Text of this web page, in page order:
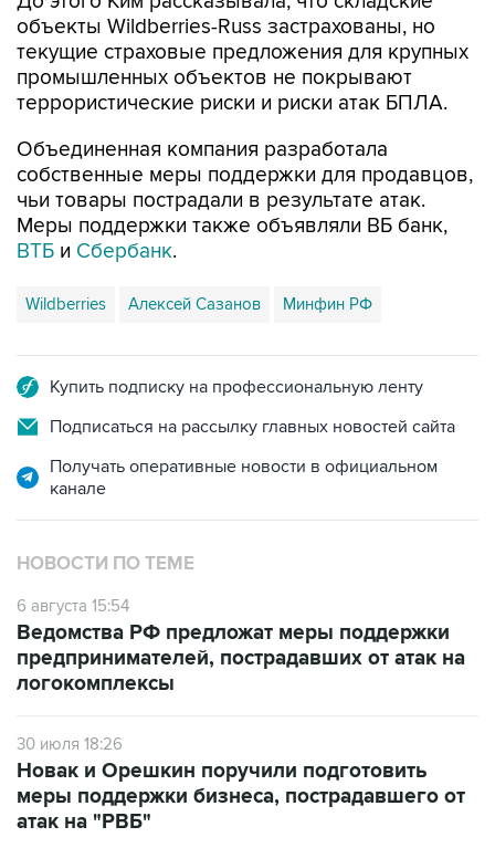
объекты Wildberries-Russ застрахованы, но
текущие страховые предложения для крупных
промышленных объектов не покрывают
террористические риски и риски атак БПЛА.
Объединенная компания разработала
собственные меры поддержки для продавцов,
чьи товары пострадали в результате атак.
Меры поддержки также объявляли ВБ банк,
ВТБ и Сбербанк.
Wildberries Алексей Сазанов Минфин РФ
Купить подписку на профессиональную ленту
Подписаться на рассылку главных новостей сайта
Получать оперативные новости в официальном
канале
НОВОСТИ ПО ТЕМЕ
6 августа 15:54
Ведомства РФ предложат меры поддержки
предпринимателей, пострадавших от атак на
логокомплексы
30 июля 18:26
Новак и Орешкин поручили подготовить
меры поддержки бизнеса, пострадавшего от
атак на "РВБ"